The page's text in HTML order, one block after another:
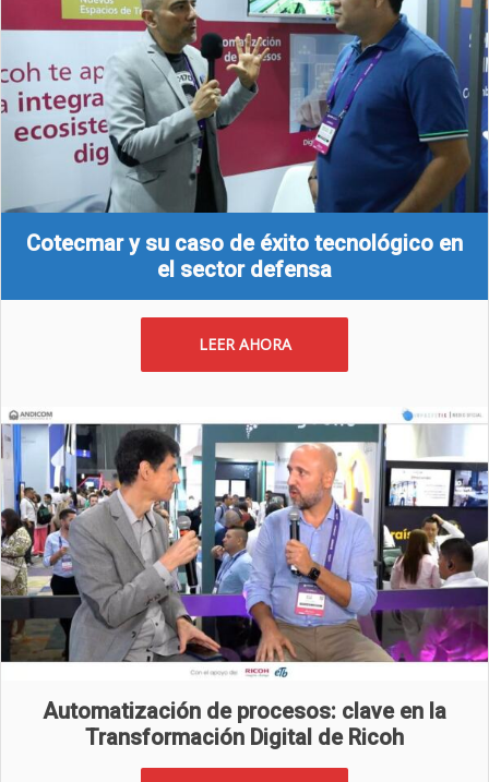
Cotecmar y su caso de éxito tecnológico en
el sector defensa
LEER AHORA
Automatización de procesos: clave en la
Transformación Digital de Ricoh